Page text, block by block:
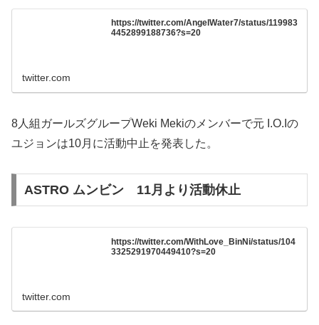
https://twitter.com/AngelWater7/status/119983
4452899188736?s=20
twitter.com
8人組ガールズグループWeki Mekiのメンバーで元 I.O.Iの
ユジョンは10月に活動中止を発表した。
ASTRO ムンビン 11月より活動休止
https://twitter.com/WithLove_BinNi/status/104
3325291970449410?s=20
twitter.com